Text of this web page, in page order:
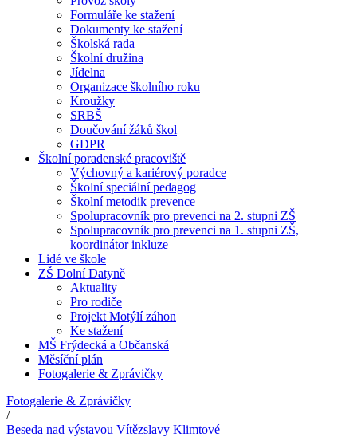
Formuláře ke stažení
Dokumenty ke stažení
Školská rada
Školní družina
Jídelna
Organizace školního roku
Kroužky
SRBŠ
Doučování žáků škol
GDPR
Školní poradenské pracoviště
Výchovný a kariérový poradce
Školní speciální pedagog
Školní metodik prevence
Spolupracovník pro prevenci na 2. stupni ZŠ
Spolupracovník pro prevenci na 1. stupni ZŠ,
koordinátor inkluze
Lidé ve škole
ZŠ Dolní Datyně
Aktuality
Pro rodiče
Projekt Motýlí záhon
Ke stažení
MŠ Frýdecká a Občanská
Měsíční plán
Fotogalerie & Zprávičky
Fotogalerie & Zprávičky
/
Beseda nad výstavou Vítězslavy Klimtové